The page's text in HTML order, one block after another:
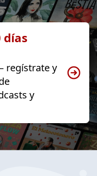
días
regístrate y
y